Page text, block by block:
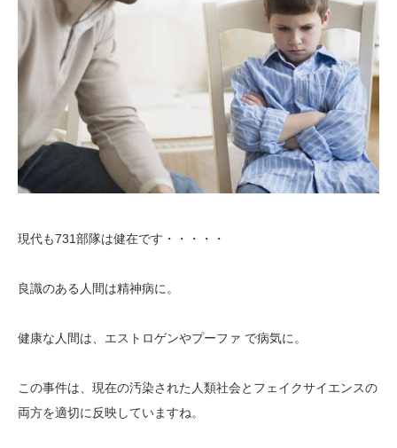
現代も731部隊は健在です・・・・・
良識のある人間は精神病に。
健康な人間は、エストロゲンやプーファ で病気に。
この事件は、現在の汚染された人類社会とフェイクサイエンスの
両方を適切に反映していますね。